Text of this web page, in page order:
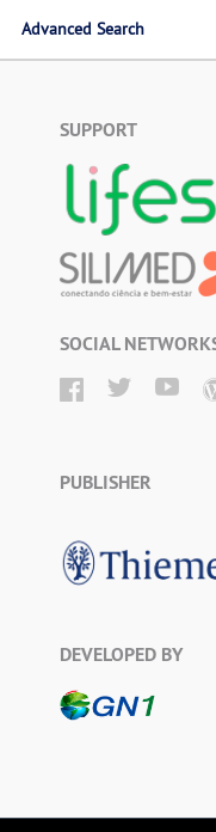
Advanced Search
SUPPORT
SOCIAL
PUBLISHER
DEVELOPED BY